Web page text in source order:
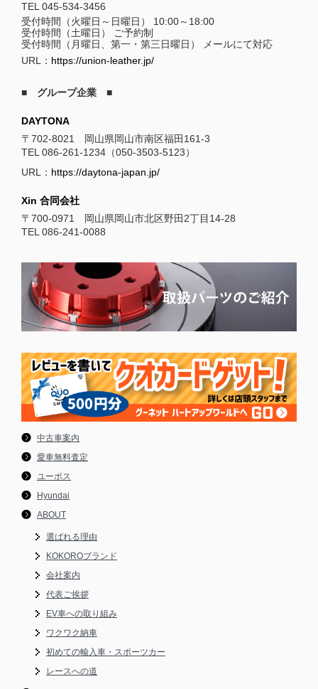
TEL 045-534-3456
受付時間（火曜日～日曜日） 10:00～18:00
受付時間（土曜日） ご予約制
受付時間（月曜日、第一・第三日曜日） メールにて対応
URL： https://union-leather.jp/
■ グループ企業 ■
DAYTONA
〒702-8021 岡山県岡山市南区福田161-3
TEL 086-261-1234（050-3503-5123）
URL： https://daytona-japan.jp/
Xin 合同会社
〒700-0971 岡山県岡山市北区野田2丁目14-28
TEL 086-241-0088
中古車案内
愛車無料査定
ユーポス
Hyundai
ABOUT
選ばれる理由
KOKOROブランド
会社案内
代表ご挨拶
EV車への取り組み
ワクワク納車
初めての輸入車・スポーツカー
レースへの道